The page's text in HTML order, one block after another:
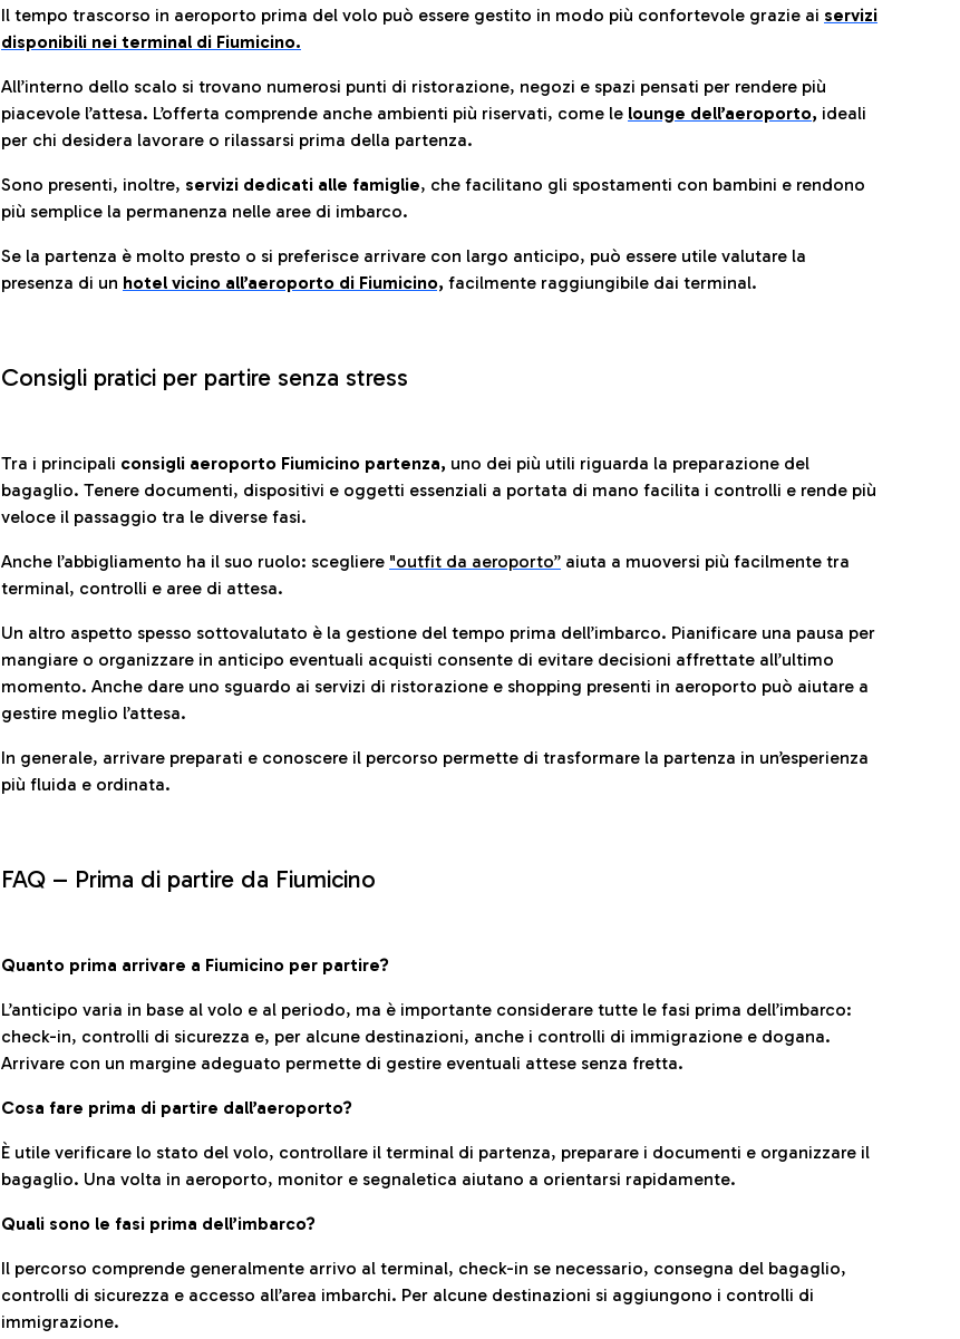
Il tempo trascorso in aeroporto prima del volo può essere gestito in modo più confortevole grazie ai servizi
disponibili nei terminal di Fiumicino.
All’interno dello scalo si trovano numerosi punti di ristorazione, negozi e spazi pensati per rendere più
piacevole l’attesa. L’offerta comprende anche ambienti più riservati, come le lounge dell’aeroporto, ideali
per chi desidera lavorare o rilassarsi prima della partenza.
Sono presenti, inoltre, servizi dedicati alle famiglie, che facilitano gli spostamenti con bambini e rendono
più semplice la permanenza nelle aree di imbarco.
Se la partenza è molto presto o si preferisce arrivare con largo anticipo, può essere utile valutare la
presenza di un hotel vicino all’aeroporto di Fiumicino, facilmente raggiungibile dai terminal.
Consigli pratici per partire senza stress
Tra i principali consigli aeroporto Fiumicino partenza, uno dei più utili riguarda la preparazione del
bagaglio. Tenere documenti, dispositivi e oggetti essenziali a portata di mano facilita i controlli e rende più
veloce il passaggio tra le diverse fasi.
Anche l’abbigliamento ha il suo ruolo: scegliere "outfit da aeroporto” aiuta a muoversi più facilmente tra
terminal, controlli e aree di attesa.
Un altro aspetto spesso sottovalutato è la gestione del tempo prima dell’imbarco. Pianificare una pausa per
mangiare o organizzare in anticipo eventuali acquisti consente di evitare decisioni affrettate all’ultimo
momento. Anche dare uno sguardo ai servizi di ristorazione e shopping presenti in aeroporto può aiutare a
gestire meglio l’attesa.
In generale, arrivare preparati e conoscere il percorso permette di trasformare la partenza in un’esperienza
più fluida e ordinata.
FAQ – Prima di partire da Fiumicino
Quanto prima arrivare a Fiumicino per partire?
L’anticipo varia in base al volo e al periodo, ma è importante considerare tutte le fasi prima dell’imbarco:
check-in, controlli di sicurezza e, per alcune destinazioni, anche i controlli di immigrazione e dogana.
Arrivare con un margine adeguato permette di gestire eventuali attese senza fretta.
Cosa fare prima di partire dall’aeroporto?
È utile verificare lo stato del volo, controllare il terminal di partenza, preparare i documenti e organizzare il
bagaglio. Una volta in aeroporto, monitor e segnaletica aiutano a orientarsi rapidamente.
Quali sono le fasi prima dell’imbarco?
Il percorso comprende generalmente arrivo al terminal, check-in se necessario, consegna del bagaglio,
controlli di sicurezza e accesso all’area imbarchi. Per alcune destinazioni si aggiungono i controlli di
immigrazione.